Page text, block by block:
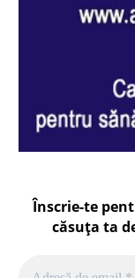
Înscrie-te
căsuța ta